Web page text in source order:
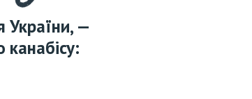
України, —